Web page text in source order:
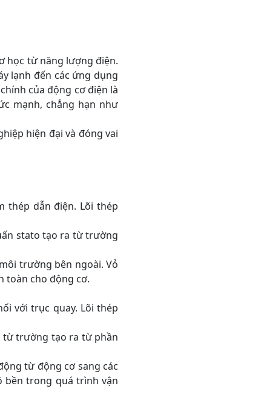
học từ năng lượng điện.
lạnh đến các ứng dụng
của động cơ điện là
mạnh, chẳng hạn như
hiện đại và đóng vai
thép dẫn điện. Lõi thép
stato tạo ra từ trường
trường bên ngoài. Vỏ
toàn cho động cơ.
với trục quay. Lõi thép
từ trường tạo ra từ phần
từ động cơ sang các
bền trong quá trình vận